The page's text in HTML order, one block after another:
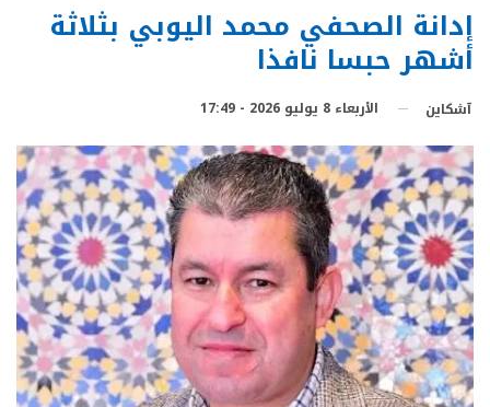
إدانة الصحفي محمد اليوبي بثلاثة
أشهر حبسا نافذا
آشكاين الأربعاء 8 يوليو 2026 - 17:49